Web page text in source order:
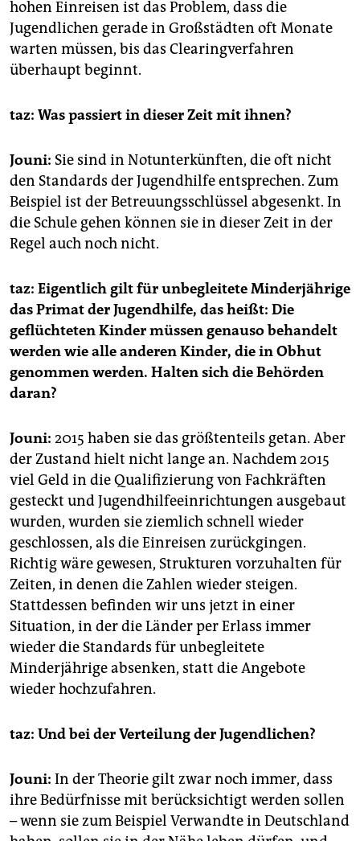
hohen Einreisen ist das Problem, dass die
Jugendlichen gerade in Großstädten oft Monate
warten müssen, bis das Clearingverfahren
überhaupt beginnt.
taz: Was passiert in dieser Zeit mit ihnen?
Jouni: Sie sind in Notunterkünften, die oft nicht
den Standards der Jugendhilfe entsprechen. Zum
Beispiel ist der Betreuungsschlüssel abgesenkt. In
die Schule gehen können sie in dieser Zeit in der
Regel auch noch nicht.
taz: Eigentlich gilt für unbegleitete Minderjährige
das Primat der Jugendhilfe, das heißt: Die
geflüchteten Kinder müssen genauso behandelt
werden wie alle anderen Kinder, die in Obhut
genommen werden. Halten sich die Behörden
daran?
Jouni: 2015 haben sie das größtenteils getan. Aber
der Zustand hielt nicht lange an. Nachdem 2015
viel Geld in die Qualifizierung von Fachkräften
gesteckt und Jugendhilfeeinrichtungen ausgebaut
wurden, wurden sie ziemlich schnell wieder
geschlossen, als die Einreisen zurückgingen.
Richtig wäre gewesen, Strukturen vorzuhalten für
Zeiten, in denen die Zahlen wieder steigen.
Stattdessen befinden wir uns jetzt in einer
Situation, in der die Länder per Erlass immer
wieder die Standards für unbegleitete
Minderjährige absenken, statt die Angebote
wieder hochzufahren.
taz: Und bei der Verteilung der Jugendlichen?
Jouni: In der Theorie gilt zwar noch immer, dass
ihre Bedürfnisse mit berücksichtigt werden sollen
– wenn sie zum Beispiel Verwandte in Deutschland